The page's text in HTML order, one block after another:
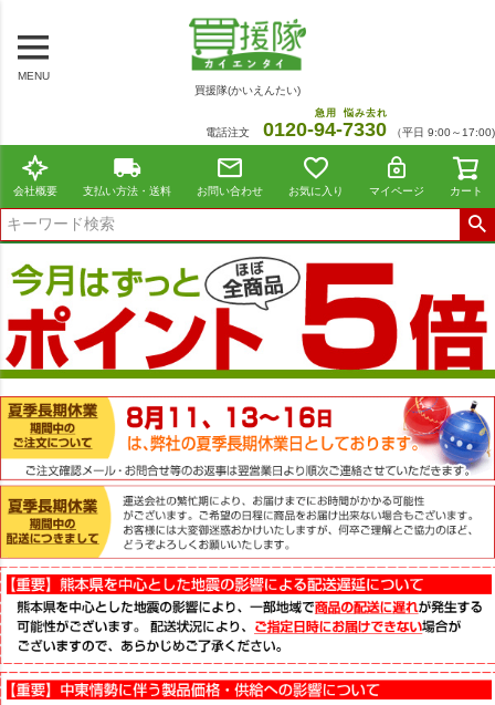
MENU
買援隊(かいえんたい)
電話注文 0120-94
急用
-7330
悩み去れ
（平日 9:00～17:00)
会社概要 支払い方法・送料 お問い合わせ お気に入り マイページ カート